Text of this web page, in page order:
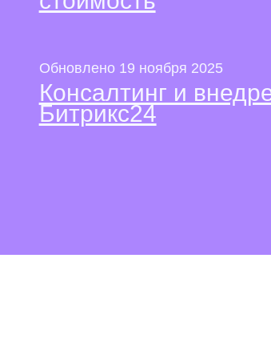
Обновлено 19 ноября 2025
Консалтинг и
Битрикс24